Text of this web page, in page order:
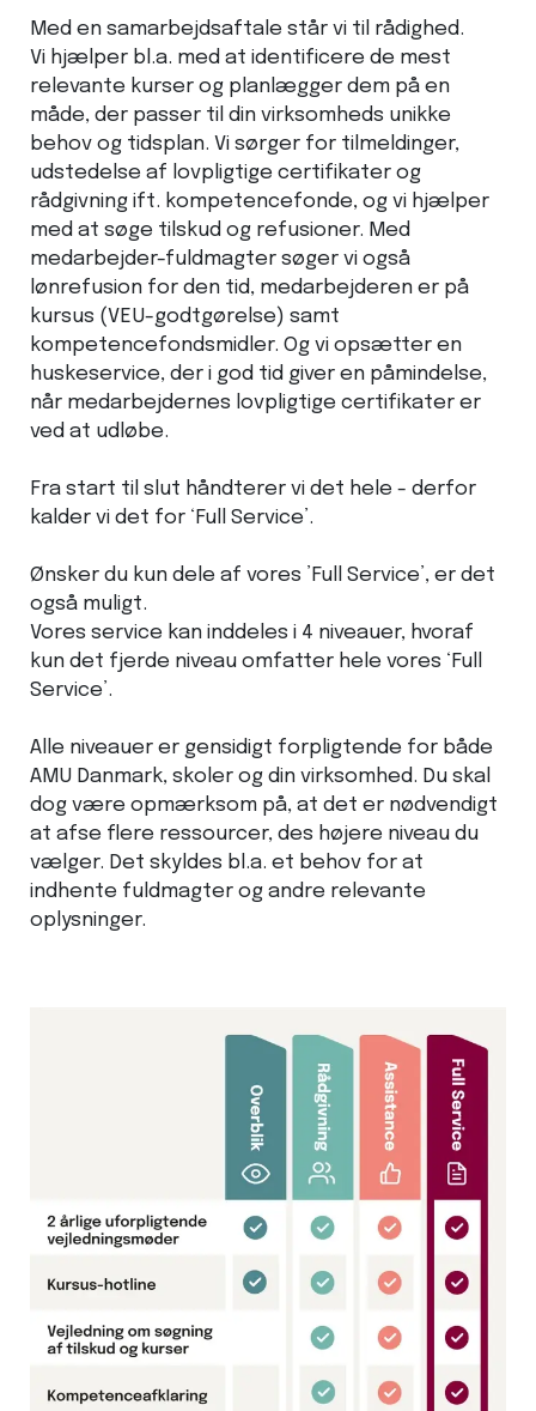
Med en samarbejdsaftale står vi til rådighed.
Vi hjælper bl.a. med at identificere de mest
relevante kurser og planlægger dem på en
måde, der passer til din virksomheds unikke
behov og tidsplan. Vi sørger for tilmeldinger,
udstedelse af lovpligtige certifikater og
rådgivning ift. kompetencefonde, og vi hjælper
med at søge tilskud og refusioner. Med
medarbejder-fuldmagter søger vi også
lønrefusion for den tid, medarbejderen er på
kursus (VEU-godtgørelse) samt
kompetencefondsmidler. Og vi opsætter en
huskeservice, der i god tid giver en påmindelse,
når medarbejdernes lovpligtige certifikater er
ved at udløbe.
Fra start til slut håndterer vi det hele - derfor
kalder vi det for ‘Full Service’.
Ønsker du kun dele af vores ’Full Service’, er det
også muligt.
Vores service kan inddeles i 4 niveauer, hvoraf
kun det fjerde niveau omfatter hele vores ‘Full
Service’.
Alle niveauer er gensidigt forpligtende for både
AMU Danmark, skoler og din virksomhed. Du skal
dog være opmærksom på, at det er nødvendigt
at afse flere ressourcer, des højere niveau du
vælger. Det skyldes bl.a. et behov for at
indhente fuldmagter og andre relevante
oplysninger.